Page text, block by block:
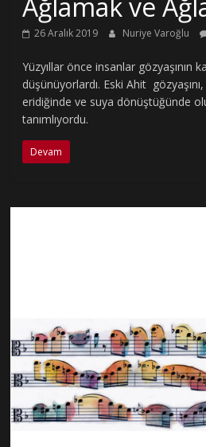
26 Aralık 2019 Nuriye Varoğlu
Yüzyıllar önce insanlar gözyaşının
düşünüyorlardı. Eski Ahit
eridiğinde ve suya dönüştüğünde
tanımlıyordu.
Devam